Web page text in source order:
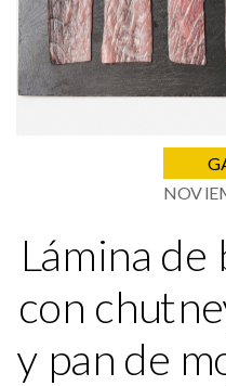
Lámina
con
y pan de